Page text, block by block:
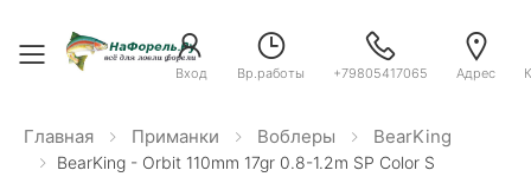
Toggle menu
Вход Вр.работы +79805417065 Адрес
Главная Приманки Воблеры BearKing
BearKing - Orbit 110mm 17gr 0.8-1.2m SP Color S